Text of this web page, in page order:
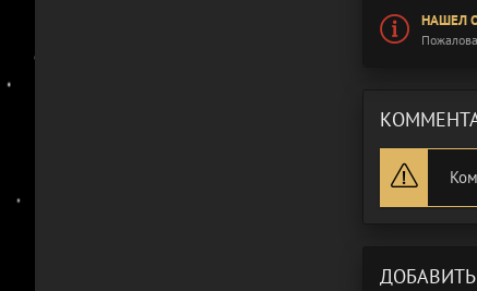
НАШЕЛ